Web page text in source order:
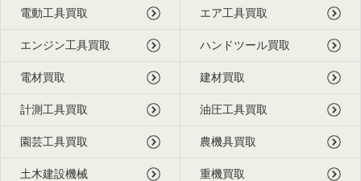
電動工具買取 エア工具買取
エンジン工具買取 ハンドツール買取
電材買取 建材買取
計測工具買取 油圧工具買取
園芸工具買取 農機具買取
土木建設機械 重機買取